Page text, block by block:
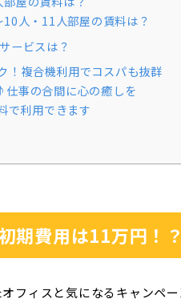
人・11人部屋の賃料は？
ービスは？
！複合機利用でコスパも抜群
事の合間に心の癒しを
で利用できます
期費用は11万円！？
フィスと気になるキャンペー